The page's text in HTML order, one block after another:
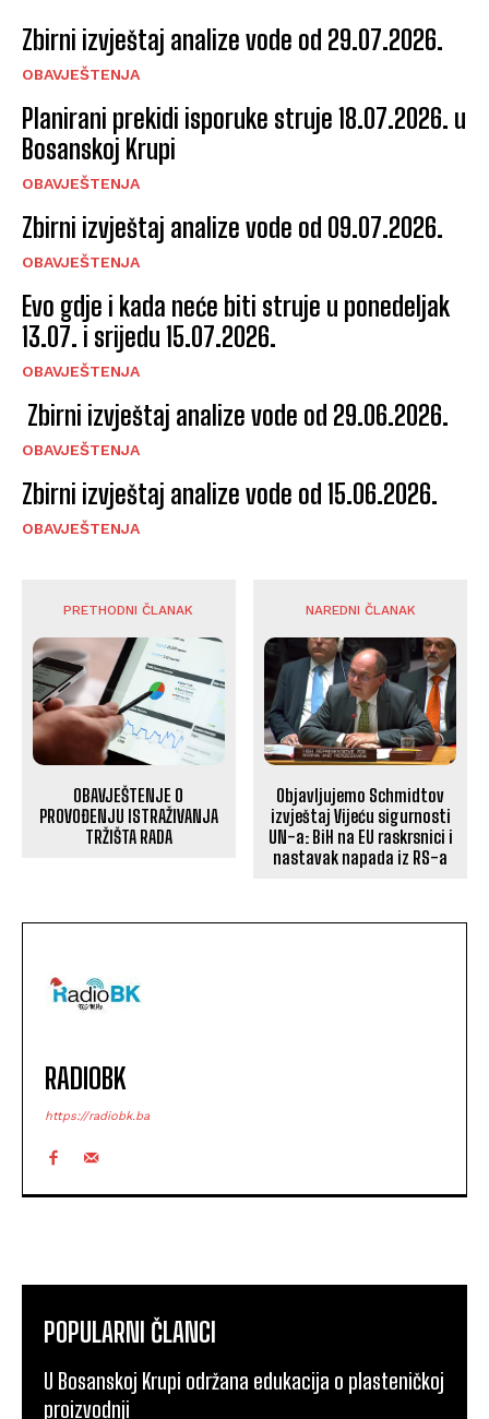
Zbirni izvještaj analize vode od 29.07.2026.
OBAVJEŠTENJA
Planirani prekidi isporuke struje 18.07.2026. u
Bosanskoj Krupi
OBAVJEŠTENJA
Zbirni izvještaj analize vode od 09.07.2026.
OBAVJEŠTENJA
Evo gdje i kada neće biti struje u ponedeljak
13.07. i srijedu 15.07.2026.
OBAVJEŠTENJA
Zbirni izvještaj analize vode od 29.06.2026.
OBAVJEŠTENJA
Zbirni izvještaj analize vode od 15.06.2026.
OBAVJEŠTENJA
PRETHODNI ČLANAK
OBAVJEŠTENJE O
PROVOĐENJU ISTRAŽIVANJA
TRŽIŠTA RADA
NAREDNI ČLANAK
Objavljujemo Schmidtov
izvještaj Vijeću sigurnosti
UN-a: BiH na EU raskrsnici i
nastavak napada iz RS-a
RADIOBK
https://radiobk.ba
POPULARNI ČLANCI
U Bosanskoj Krupi održana edukacija o plasteničkoj
proizvodnji